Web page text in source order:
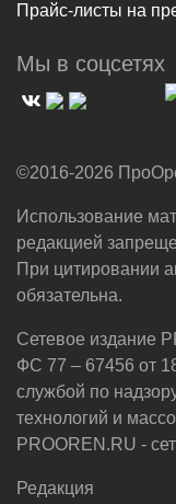
Прайс-листы на
Мы в соцсетях
©2016-2026
Использование
редакцией
При цитировании
обязательна.
Сетевое издание
ФС 77 – 67456 от
службой по
технологий и
PROOREN.RU -
Редакция